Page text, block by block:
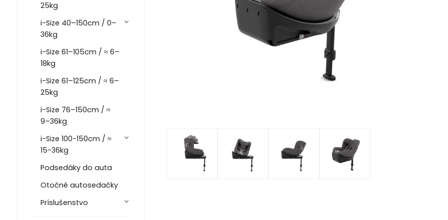
25kg
i-Size 40–150cm / 0–
36kg
i-Size 61–105cm / ≈ 6–
18kg
i-Size 61–125cm / ≈ 6–
25kg
i-Size 76–150cm / ≈
9–36kg
i-Size 100-150cm / ≈
15-36kg
Podsedáky do auta
Otočné autosedačky
Príslušenstvo